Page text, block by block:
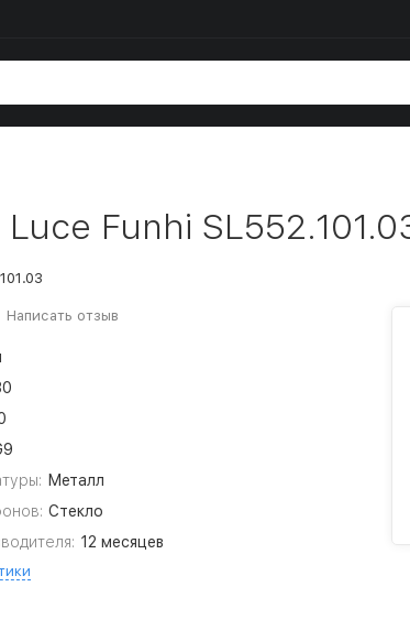
Luce Funhi
Написать отзыв
Металл
Стекло
12 месяцев